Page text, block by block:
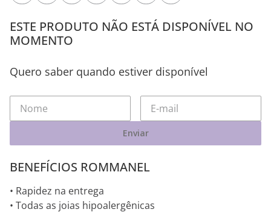
ESTE PRODUTO NÃO ESTÁ DISPONÍVEL NO
MOMENTO
Quero saber quando estiver disponível
Enviar
BENEFÍCIOS ROMMANEL
• Rapidez na entrega
• Todas as joias hipoalergênicas